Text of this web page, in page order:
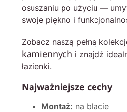
osuszaniu po użyciu —
swoje piękno i
Zobacz naszą pełną
kamiennych i znajdź
łazienki.
Najważniejsze cechy
Montaż: na blacie